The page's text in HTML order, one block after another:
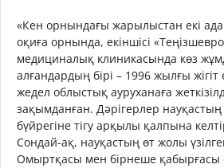
«Кен орнындағы жарылыстан екі
оқиға орнында, екіншісі
медициналық клиникасында көз
алғандардың бірі – 1996 жылғы жігіт
жедел облыстық ауруханаға
зақымданған. Дәрігерлер
бүйрегіне тігу арқылы қалпына
Сондай-ақ, науқастың өт жолы
Омыртқасы мен бірнеше қабырғасы